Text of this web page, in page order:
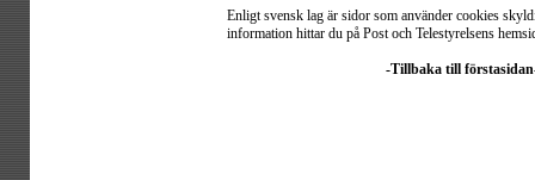
Enligt svensk lag är sidor som använder cookies
information hittar du på Post och Telestyrelsens
-Tillbaka till